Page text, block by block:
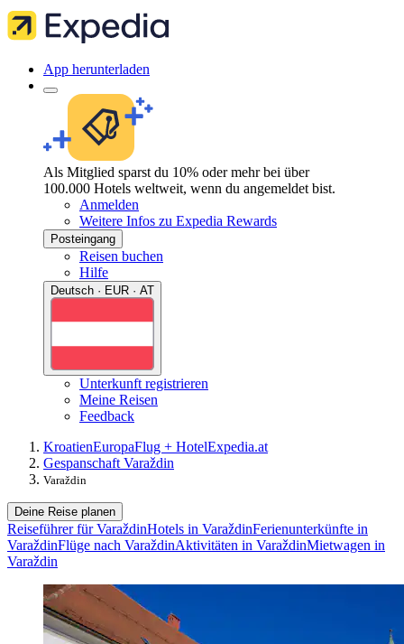
App herunterladen
Als Mitglied sparst du 10% oder mehr bei über
100.000 Hotels weltweit, wenn du angemeldet bist.
Anmelden
Weitere Infos zu Expedia Rewards
Posteingang
Reisen buchen
Hilfe
Deutsch · EUR · AT
Unterkunft registrieren
Meine Reisen
Feedback
KroatienEuropaFlug + HotelExpedia.at
Gespanschaft Varaždin
Varaždin
Deine Reise planen
Reiseführer für VaraždinHotels in VaraždinFerienunterkünfte in
VaraždinFlüge nach VaraždinAktivitäten in VaraždinMietwagen in
Varaždin